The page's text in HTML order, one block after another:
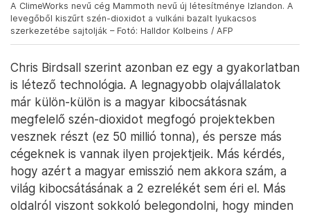
A ClimeWorks nevű cég Mammoth nevű új létesítménye Izlandon. A
levegőből kiszűrt szén-dioxidot a vulkáni bazalt lyukacsos
szerkezetébe sajtolják – Fotó: Halldor Kolbeins / AFP
Chris Birdsall szerint azonban ez egy a gyakorlatban
is létező technológia. A legnagyobb olajvállalatok
már külön-külön is a magyar kibocsátásnak
megfelelő szén-dioxidot megfogó projektekben
vesznek részt (ez 50 millió tonna), és persze más
cégeknek is vannak ilyen projektjeik. Más kérdés,
hogy azért a magyar emisszió nem akkora szám, a
világ kibocsátásának a 2 ezrelékét sem éri el. Más
oldalról viszont sokkoló belegondolni, hogy minden